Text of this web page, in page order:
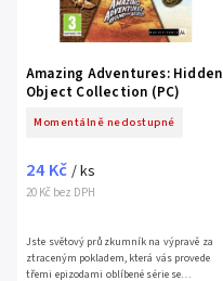
Amazing Adventures: Hidden
Object Collection (PC)
Momentálně nedostupné
20 Kč bez DPH
24 Kč / ks
Jste světový průzkumník na výpravě za
ztraceným pokladem, která vás provede
třemi epizodami oblíbené série se